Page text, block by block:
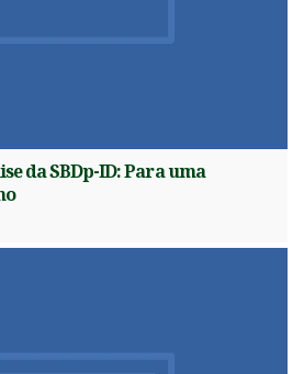
da SBDp-ID: Para uma